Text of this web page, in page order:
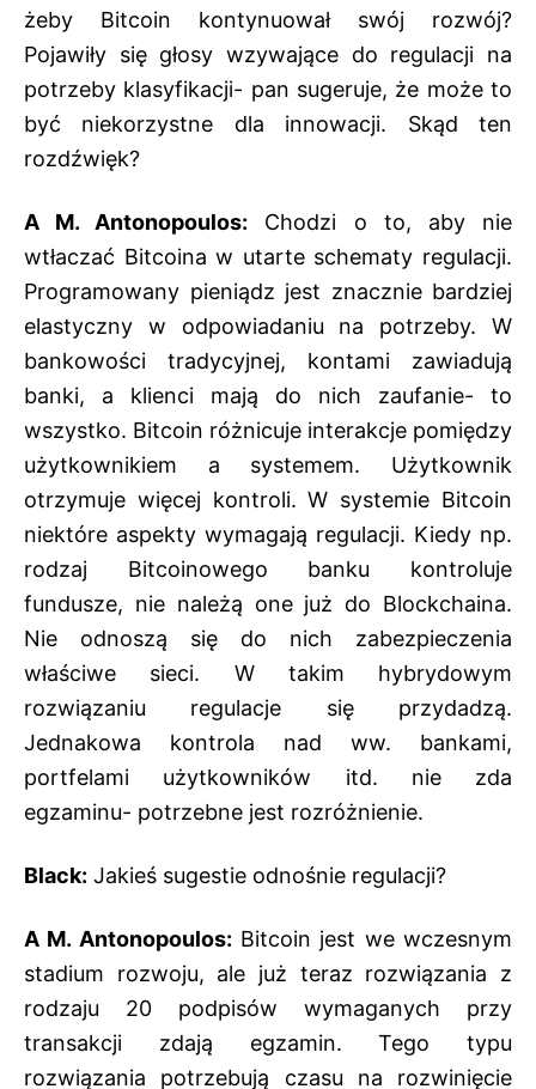
żeby Bitcoin kontynuował swój rozwój?
Pojawiły się głosy wzywające do regulacji na
potrzeby klasyfikacji- pan sugeruje, że może to
być niekorzystne dla innowacji. Skąd ten
rozdźwięk?
A M. Antonopoulos: Chodzi o to, aby nie
wtłaczać Bitcoina w utarte schematy regulacji.
Programowany pieniądz jest znacznie bardziej
elastyczny w odpowiadaniu na potrzeby. W
bankowości tradycyjnej, kontami zawiadują
banki, a klienci mają do nich zaufanie- to
wszystko. Bitcoin różnicuje interakcje pomiędzy
użytkownikiem a systemem. Użytkownik
otrzymuje więcej kontroli. W systemie Bitcoin
niektóre aspekty wymagają regulacji. Kiedy np.
rodzaj Bitcoinowego banku kontroluje
fundusze, nie należą one już do Blockchaina.
Nie odnoszą się do nich zabezpieczenia
właściwe sieci. W takim hybrydowym
rozwiązaniu regulacje się przydadzą.
Jednakowa kontrola nad ww. bankami,
portfelami użytkowników itd. nie zda
egzaminu- potrzebne jest rozróżnienie.
Black: Jakieś sugestie odnośnie regulacji?
A M. Antonopoulos: Bitcoin jest we wczesnym
stadium rozwoju, ale już teraz rozwiązania z
rodzaju 20 podpisów wymaganych przy
transakcji zdają egzamin. Tego typu
rozwiązania potrzebują czasu na rozwinięcie